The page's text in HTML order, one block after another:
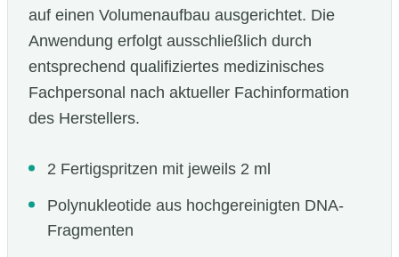
auf einen Volumenaufbau ausgerichtet. Die
Anwendung erfolgt ausschließlich durch
entsprechend qualifiziertes medizinisches
Fachpersonal nach aktueller Fachinformation
des Herstellers.
2 Fertigspritzen mit jeweils 2 ml
Polynukleotide aus hochgereinigten DNA-
Fragmenten